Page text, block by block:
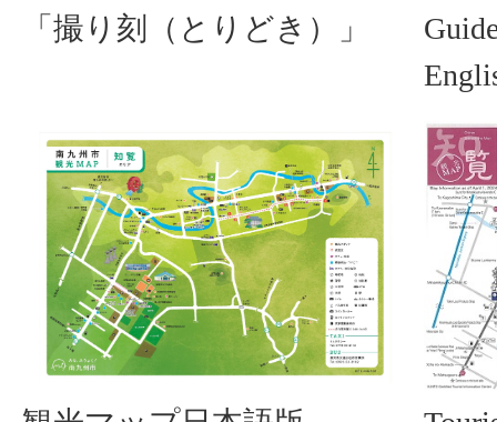
「撮り刻（とりどき）」